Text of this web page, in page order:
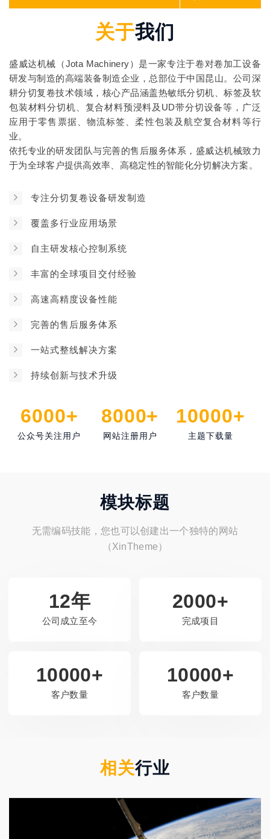
关于我们
盛威达机械（Jota Machinery）是一家专注于卷对卷加工设备
研发与制造的高端装备制造企业，总部位于中国昆山。公司深
耕分切复卷技术领域，核心产品涵盖热敏纸分切机、标签及软
包装材料分切机、复合材料预浸料及UD带分切设备等，广泛
应用于零售票据、物流标签、柔性包装及航空复合材料等行
业。
依托专业的研发团队与完善的售后服务体系，盛威达机械致力
于为全球客户提供高效率、高稳定性的智能化分切解决方案。
专注分切复卷设备研发制造
覆盖多行业应用场景
自主研发核心控制系统
丰富的全球项目交付经验
高速高精度设备性能
完善的售后服务体系
一站式整线解决方案
持续创新与技术升级
6000+
公众号关注用户
8000+
网站注册用户
10000+
主题下载量
模块标题
无需编码技能，您也可以创建出一个独特的网站
（XinTheme）
12年
公司成立至今
2000+
完成项目
10000+
客户数量
10000+
客户数量
相关行业